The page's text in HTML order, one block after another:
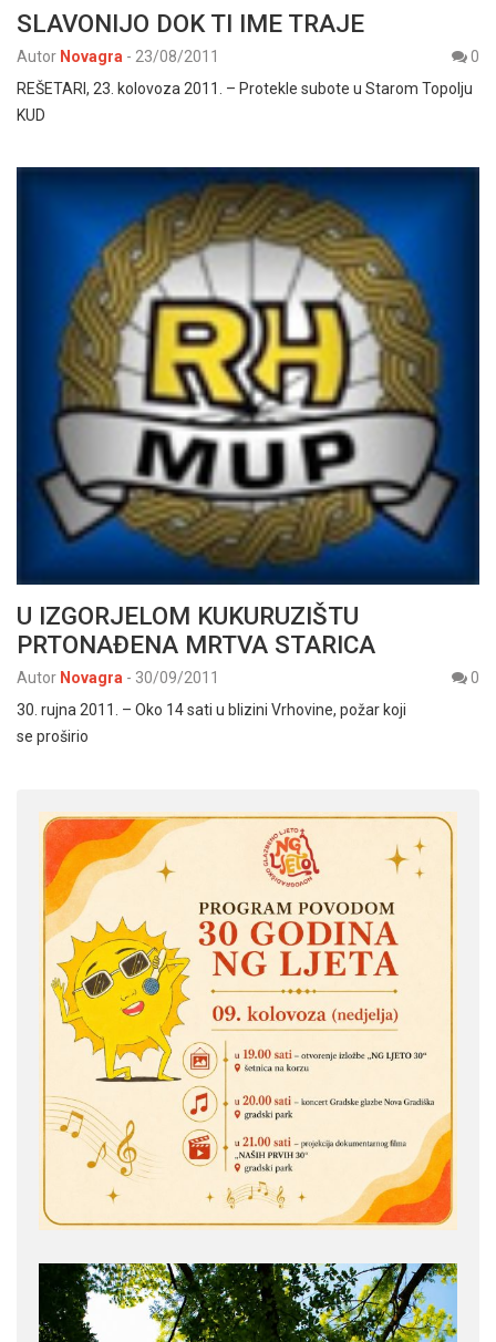
SLAVONIJO DOK TI IME TRAJE
Autor Novagra - 23/08/2011
0
REŠETARI, 23. kolovoza 2011. – Protekle subote u Starom Topolju
KUD
U IZGORJELOM KUKURUZIŠTU
PRTONAĐENA MRTVA STARICA
Autor Novagra - 30/09/2011
0
30. rujna 2011. – Oko 14 sati u blizini Vrhovine, požar koji
se proširio